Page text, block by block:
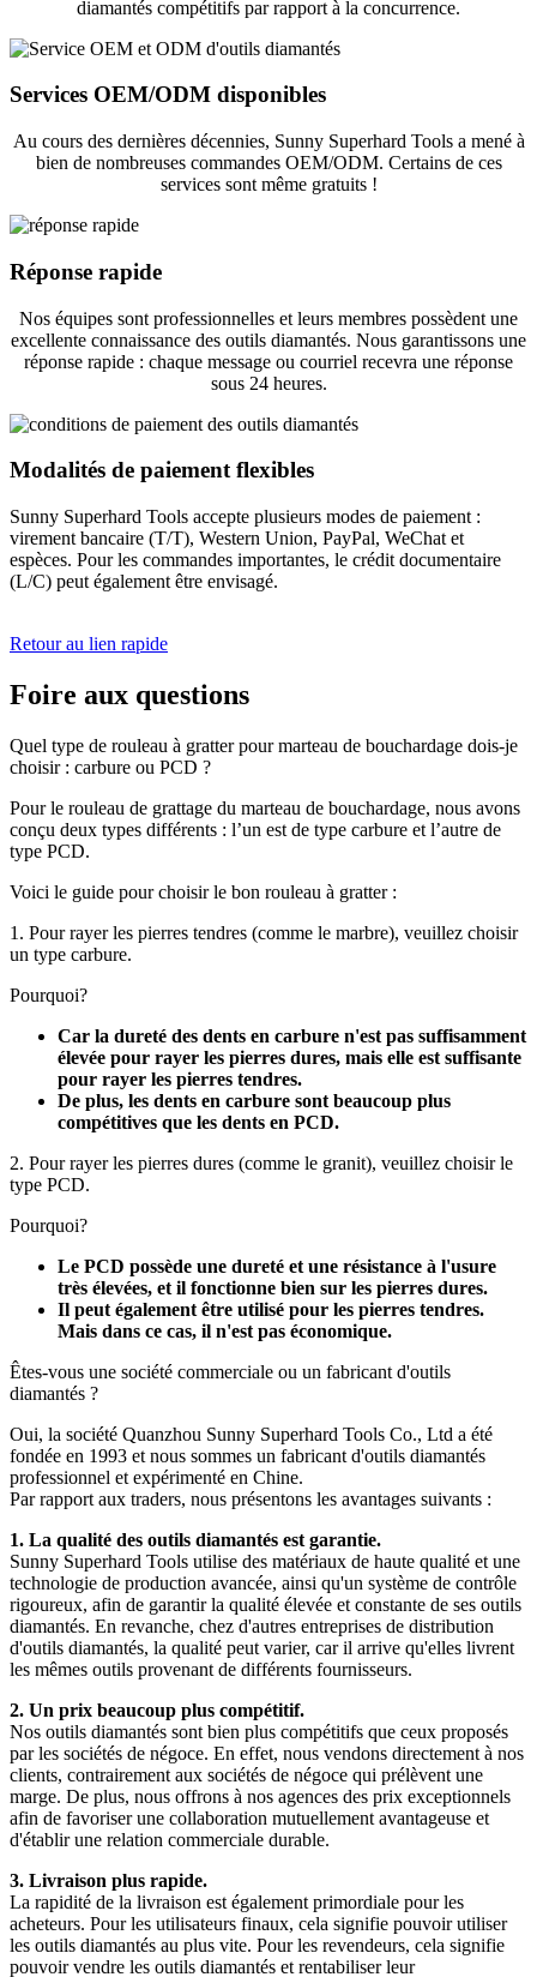
diamantés compétitifs par rapport à la concurrence.
Services OEM/ODM disponibles
Au cours des dernières décennies, Sunny Superhard Tools a mené à
bien de nombreuses commandes OEM/ODM. Certains de ces
services sont même gratuits !
Réponse rapide
Nos équipes sont professionnelles et leurs membres possèdent une
excellente connaissance des outils diamantés. Nous garantissons une
réponse rapide : chaque message ou courriel recevra une réponse
sous 24 heures.
Modalités de paiement flexibles
Sunny Superhard Tools accepte plusieurs modes de paiement :
virement bancaire (T/T), Western Union, PayPal, WeChat et
espèces. Pour les commandes importantes, le crédit documentaire
(L/C) peut également être envisagé.
Retour au lien rapide
Foire aux questions
Quel type de rouleau à gratter pour marteau de bouchardage dois-je
choisir : carbure ou PCD ?
Pour le rouleau de grattage du marteau de bouchardage, nous avons
conçu deux types différents : l’un est de type carbure et l’autre de
type PCD.
Voici le guide pour choisir le bon rouleau à gratter :
1. Pour rayer les pierres tendres (comme le marbre), veuillez choisir
un type carbure.
Pourquoi?
Car la dureté des dents en carbure n'est pas suffisamment
élevée pour rayer les pierres dures, mais elle est suffisante
pour rayer les pierres tendres.
De plus, les dents en carbure sont beaucoup plus
compétitives que les dents en PCD.
2. Pour rayer les pierres dures (comme le granit), veuillez choisir le
type PCD.
Pourquoi?
Le PCD possède une dureté et une résistance à l'usure
très élevées, et il fonctionne bien sur les pierres dures.
Il peut également être utilisé pour les pierres tendres.
Mais dans ce cas, il n'est pas économique.
Êtes-vous une société commerciale ou un fabricant d'outils
diamantés ?
Oui, la société Quanzhou Sunny Superhard Tools Co., Ltd a été
fondée en 1993 et ​​nous sommes un fabricant d'outils diamantés
professionnel et expérimenté en Chine.
Par rapport aux traders, nous présentons les avantages suivants :
1. La qualité des outils diamantés est garantie.
Sunny Superhard Tools utilise des matériaux de haute qualité et une
technologie de production avancée, ainsi qu'un système de contrôle
rigoureux, afin de garantir la qualité élevée et constante de ses outils
diamantés. En revanche, chez d'autres entreprises de distribution
d'outils diamantés, la qualité peut varier, car il arrive qu'elles livrent
les mêmes outils provenant de différents fournisseurs.
2. Un prix beaucoup plus compétitif.
Nos outils diamantés sont bien plus compétitifs que ceux proposés
par les sociétés de négoce. En effet, nous vendons directement à nos
clients, contrairement aux sociétés de négoce qui prélèvent une
marge. De plus, nous offrons à nos agences des prix exceptionnels
afin de favoriser une collaboration mutuellement avantageuse et
d'établir une relation commerciale durable.
3. Livraison plus rapide.
La rapidité de la livraison est également primordiale pour les
acheteurs. Pour les utilisateurs finaux, cela signifie pouvoir utiliser
les outils diamantés au plus vite. Pour les revendeurs, cela signifie
pouvoir vendre les outils diamantés et rentabiliser leur